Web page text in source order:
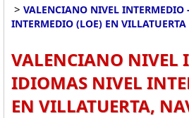
> VALENCIANO NIVEL
INTERMEDIO (LOE) EN VILLATUERTA
VALENCIANO NIVEL
IDIOMAS NIVEL
EN VILLATUERTA,